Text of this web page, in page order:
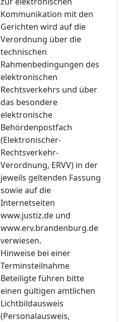
Kommunikation mit den
Gerichten wird auf die
Verordnung über die
technischen
Rahmenbedingungen des
elektronischen
Rechtsverkehrs und über
das besondere
elektronische
Behördenpostfach
(Elektronischer-
Rechtsverkehr-
Verordnung, ERVV) in der
jeweils geltenden Fassung
sowie auf die
Internetseiten
www.justiz.de und
www.erv.brandenburg.de
verwiesen.
Hinweise bei einer
Terminsteilnahme
Beteiligte führen bitte
einen gültigen amtlichen
Lichtbildausweis
(Personalausweis,